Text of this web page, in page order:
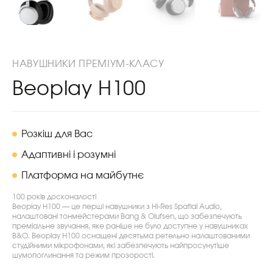
НАВУШНИКИ ПРЕМІУМ-КЛАСУ
Beoplay H100
Розкіш для Вас
Адаптивні і розумні
Платформа на майбутнє
100 років досконалості
Beoplay H100 — це перші навушники з Hi-Res Spatial Audio,
налаштовані тонмейстерами Bang & Olufsen, що забезпечують
преміальне звучання, яке раніше не було доступне у навушниках
B&O. Beoplay H100 оснащені десятьма ретельно налаштованими
студійними мікрофонами, які забезпечують найпросунутіше
шумопоглинання та режим прозорості.